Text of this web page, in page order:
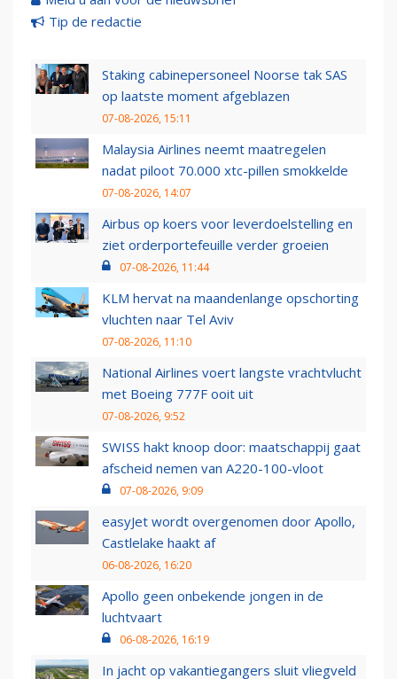
Tip de redactie
Staking cabinepersoneel Noorse tak SAS
op laatste moment afgeblazen
07-08-2026, 15:11
Malaysia Airlines neemt maatregelen
nadat piloot 70.000 xtc-pillen smokkelde
07-08-2026, 14:07
Airbus op koers voor leverdoelstelling en
ziet orderportefeuille verder groeien
07-08-2026, 11:44
KLM hervat na maandenlange opschorting
vluchten naar Tel Aviv
07-08-2026, 11:10
National Airlines voert langste vrachtvlucht
met Boeing 777F ooit uit
07-08-2026, 9:52
SWISS hakt knoop door: maatschappij gaat
afscheid nemen van A220-100-vloot
07-08-2026, 9:09
easyJet wordt overgenomen door Apollo,
Castlelake haakt af
06-08-2026, 16:20
Apollo geen onbekende jongen in de
luchtvaart
06-08-2026, 16:19
In jacht op vakantiegangers sluit vliegveld